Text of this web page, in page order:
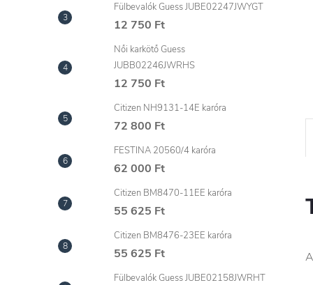
Fülbevalók Guess JUBE02247JWYGT
12 750 Ft
Női karkötő Guess
JUBB02246JWRHS
12 750 Ft
Citizen NH9131-14E karóra
72 800 Ft
FESTINA 20560/4 karóra
62 000 Ft
Citizen BM8470-11EE karóra
55 625 Ft
Citizen BM8476-23EE karóra
55 625 Ft
Fülbevalók Guess JUBE02158JWRHT